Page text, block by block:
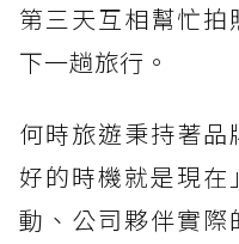
第三天互相幫忙
下一趟旅行。
何時旅遊秉持著
好的時機就是現
動、公司夥伴實際